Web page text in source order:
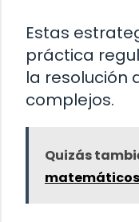
Estas
práctica
la resolución
complejos.
Quizás